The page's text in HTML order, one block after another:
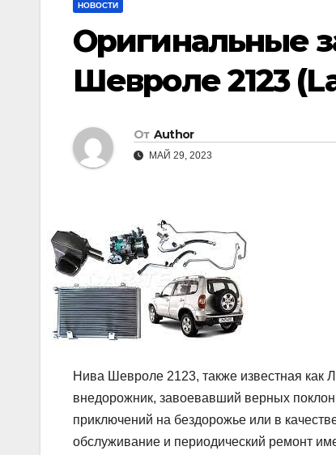
НОВОСТИ
Оригинальные
Шевроле 2123
От Author
МАЙ 29, 2023
Нива Шевроле 2123, также известная как
внедорожник, завоевавший верных
приключений на бездорожье или в
обслуживание и периодический ремонт